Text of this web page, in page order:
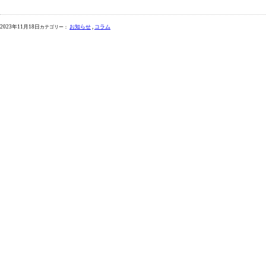
2023年11月18日 お知らせ コラム